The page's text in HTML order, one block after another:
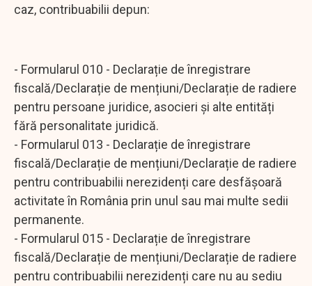
caz, contribuabilii depun:
- Formularul 010 - Declarație de înregistrare
fiscală/Declarație de mențiuni/Declarație de radiere
pentru persoane juridice, asocieri și alte entități
fără personalitate juridică.
- Formularul 013 - Declarație de înregistrare
fiscală/Declarație de mențiuni/Declarație de radiere
pentru contribuabilii nerezidenți care desfășoară
activitate în România prin unul sau mai multe sedii
permanente.
- Formularul 015 - Declarație de înregistrare
fiscală/Declarație de mențiuni/Declarație de radiere
pentru contribuabilii nerezidenți care nu au sediu